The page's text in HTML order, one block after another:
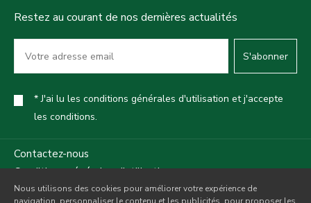
Restez au courant de nos dernières actualités
S'abonner
* J'ai lu les conditions générales d'utilisation et j'accepte
les conditions.
Contactez-nous
Conditions générales d'utilisation
Politique de confidentialité
Nous utilisons des cookies pour améliorer votre expérience de